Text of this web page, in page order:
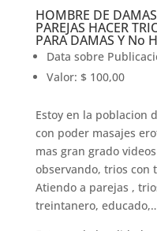
HOMBRE DE
PAREJAS HACER
PARA DAMAS Y No
Data sobre
Valor: $ 100,00
Estoy en la poblacion
con poder masajes
mas gran grado
observando, trios
Atiendo a parejas ,
treintanero,